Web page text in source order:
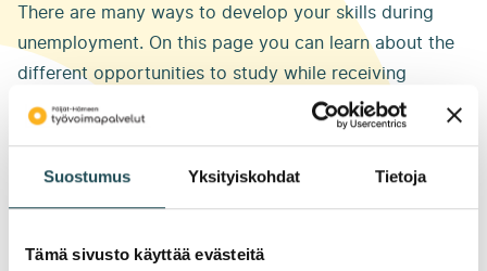
Suostumus Yksityiskohdat Tietoja
Tämä sivusto käyttää evästeitä
There are many ways to develop your skills during
unemployment. On this page you can learn about the
different opportunities to study while receiving
unemployment benefits.
How to develop your
competencies?